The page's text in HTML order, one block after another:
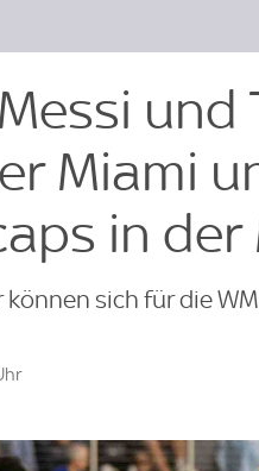
und
Miami
in der
können sich für die